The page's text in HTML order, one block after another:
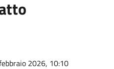
2026, 10:10